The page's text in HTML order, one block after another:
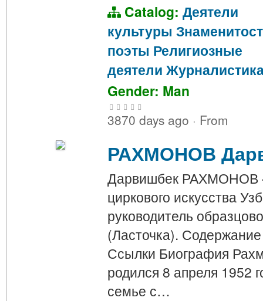
Catalog: Деятели
культуры
поэты Религиозные
деятели
Gender: Man
3870 days ago · From
РАХМОНОВ
Дарвишбек РАХМОНОВ
циркового искусства
руководитель
(Ласточка).
Ссылки Биография
родился 8 апреля 1952
семье с…